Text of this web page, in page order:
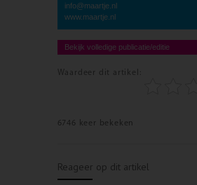
info@maartje.nl
www.maartje.nl
Bekijk volledige publicatie/editie
Waardeer dit artikel:
6746 keer bekeken
Reageer op dit artikel